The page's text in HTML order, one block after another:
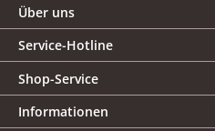
Über uns
Service-Hotline
Shop-Service
Informationen